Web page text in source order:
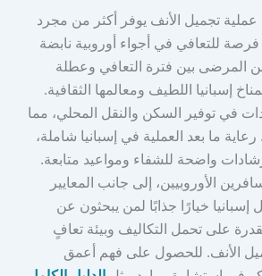
عملية تجميل الأنف يوفر أكثر من مجرد
فرصة للتعافي في أجواء أوروبية نابضة
المرضى بين فترة التعافي وعطلة
إسبانيا اللطيف ومعالمها الثقافية.
في توفير السكن والنقل المحلي، مما
ما بعد العملية في إسبانيا شاملة،
واضحة للشفاء ومواعيد متابعة.
الأوروبيين، إلى جانب المعايير
إسبانيا خيارًا جذابًا لمن يبحثون عن
على تحمل التكاليف وبيئة تعافٍ
الأنف. للحصول على فهم أعمق